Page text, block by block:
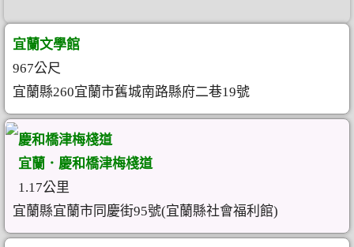
宜蘭文學館
967公尺
宜蘭縣260宜蘭市舊城南路縣府二巷19號
慶和橋津梅棧道
宜蘭．慶和橋津梅棧道
1.17公里
宜蘭縣宜蘭市同慶街95號(宜蘭縣社會福利館)